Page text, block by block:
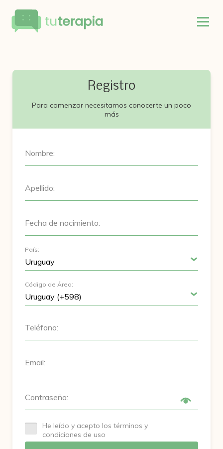
Registro
Para comenzar necesitamos conocerte un poco
más
Nombre:
Apellido:
Fecha de nacimiento:
País:
Código de Área:
Teléfono:
Email:
Contraseña:
He leído y acepto los términos y
condiciones de uso